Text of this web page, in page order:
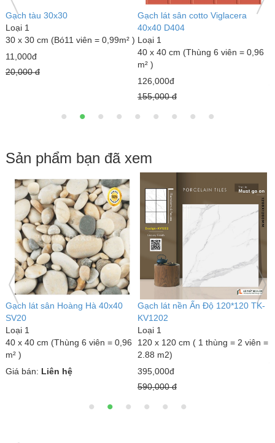
Gạch tàu 30x30
Loại 1
30 x 30 cm (Bó11 viên = 0,99m² )
11,000đ
20,000 đ
Gạch lát sân cotto Viglacera
40x40 D404
Loại 1
40 x 40 cm (Thùng 6 viên = 0,96
m² )
126,000đ
155,000 đ
Sản phẩm bạn đã xem
Gạch lát sân Hoàng Hà 40x40
SV20
Loại 1
40 x 40 cm (Thùng 6 viên = 0,96
m² )
Giá bán: Liên hệ
Gạch lát nền Ấn Độ 120*120 TK-
KV1202
Loại 1
120 x 120 cm ( 1 thùng = 2 viên =
2.88 m2)
395,000đ
590,000 đ